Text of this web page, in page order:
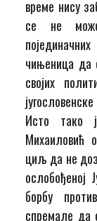
време нису
се не може
чињеница да
својих
Исто тако
Михаиловић
циљ да не
ослобођеној
борбу
спремале да